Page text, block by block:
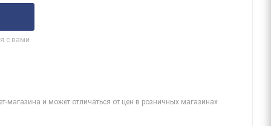
с вами
магазина и может отличаться от цен в розничных магазинах